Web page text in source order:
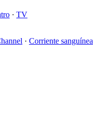
· TV
· Corriente sanguínea